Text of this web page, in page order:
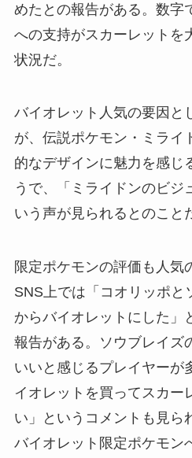
めたとの報告がある。数字
への支持がスカーレットを
状況だ。
バイオレット人気の要因と
が、伝説ポケモン・ミライ
的なデザインに魅力を感じ
うで、「ミライドンのビジ
いう声が見られるとのこと
限定ポケモンの評価も人気
SNS上では「コオリッポと
からバイオレットにした」
報告がある。ソウブレイズ
いいと感じるプレイヤーが
イオレットを買ってスカー
い」というコメントも見ら
バイオレット限定ポケモン